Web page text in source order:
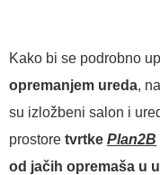
Kako bi se podrobno
opremanjem ureda,
su izložbeni salon i
prostore tvrtke Plan2B
od jačih opremaša u